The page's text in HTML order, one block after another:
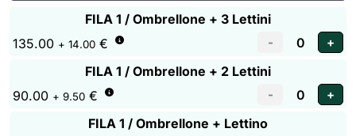
FILA 1 / Ombrellone + 3 Lettini
135.00 + 14.00 €
FILA 1 / Ombrellone + 2 Lettini
90.00 + 9.50 €
FILA 1 / Ombrellone + Lettino